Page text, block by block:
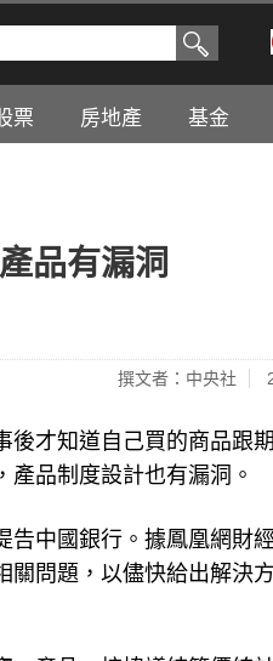
票 房地產 基金
品有漏洞
撰文者：中央社
才知道自己買的商品跟
品制度設計也有漏洞。
中國銀行。據鳳凰網財
問題，以儘快給出解決